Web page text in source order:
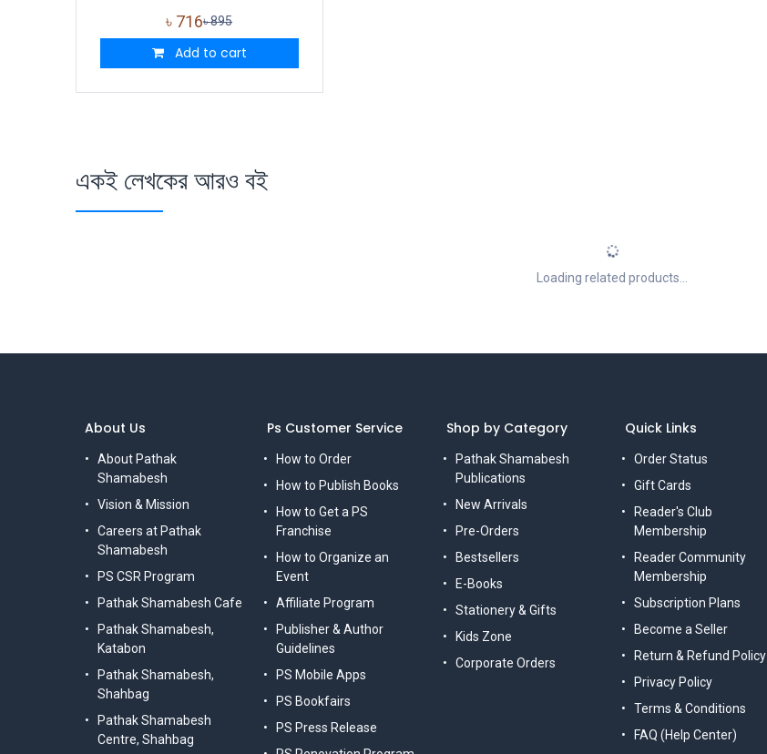
৳ 716৳895
Add to cart
একই লেখকের আরও বই
Loading related products...
Ps Customer Service
How to Order
How to Publish Books
How to Get a PS
Franchise
How to Organize an
Event
Affiliate Program
Publisher & Author
Guidelines
PS Mobile Apps
PS Bookfairs
PS Press Release
Shop by Category
Pathak Shamabesh
Publications
New Arrivals
Pre-Orders
Bestsellers
E-Books
Stationery & Gifts
Kids Zone
Corporate Orders
Quick Links
Order Status
Gift Cards
Reader's Club
Membership
Reader Community
Membership
Subscription Plans
Become a Seller
Return & Refund Policy
Privacy Policy
Terms & Conditions
FAQ (Help Center)
About Us
About Pathak
Shamabesh
Vision & Mission
Careers at Pathak
Shamabesh
PS CSR Program
Pathak Shamabesh Cafe
Pathak Shamabesh,
Katabon
Pathak Shamabesh,
Shahbag
Pathak Shamabesh
Centre, Shahbag